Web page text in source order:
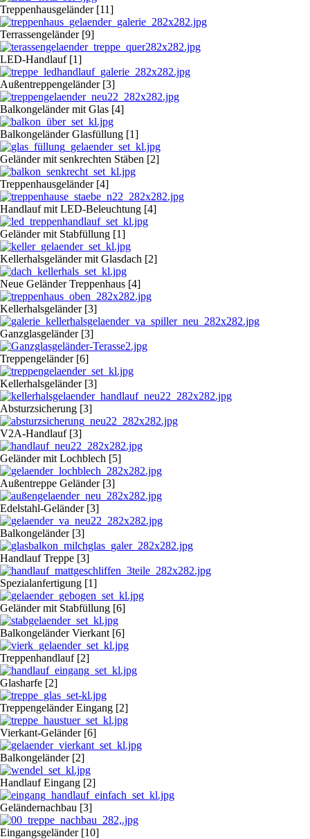
Treppenhausgeländer [11]
Terrassengeländer [9]
LED-Handlauf [1]
Außentreppengeländer [3]
Balkongeländer mit Glas [4]
Balkongeländer Glasfüllung [1]
Geländer mit senkrechten Stäben [2]
Treppenhausgeländer [4]
Handlauf mit LED-Beleuchtung [4]
Geländer mit Stabfüllung [1]
Kellerhalsgeländer mit Glasdach [2]
Neue Geländer Treppenhaus [4]
Kellerhalsgeländer [3]
Ganzglasgeländer [3]
Treppengeländer [6]
Kellerhalsgeländer [3]
Absturzsicherung [3]
V2A-Handlauf [3]
Geländer mit Lochblech [5]
Außentreppe Geländer [3]
Edelstahl-Geländer [3]
Balkongeländer [3]
Handlauf Treppe [3]
Spezialanfertigung [1]
Geländer mit Stabfüllung [6]
Balkongeländer Vierkant [6]
Treppenhandlauf [2]
Glasharfe [2]
Treppengeländer Eingang [2]
Vierkant-Geländer [6]
Balkongeländer [2]
Handlauf Eingang [2]
Geländernachbau [3]
Eingangsgeländer [10]